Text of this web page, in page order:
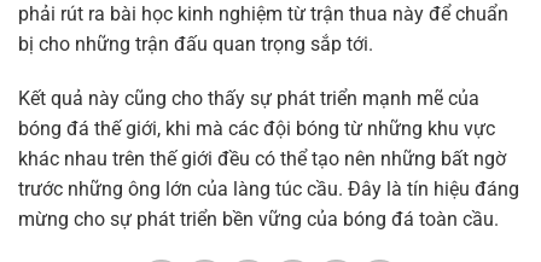
phải rút ra bài học kinh nghiệm từ trận thua này để chuẩn
bị cho những trận đấu quan trọng sắp tới.
Kết quả này cũng cho thấy sự phát triển mạnh mẽ của
bóng đá thế giới, khi mà các đội bóng từ những khu vực
khác nhau trên thế giới đều có thể tạo nên những bất ngờ
trước những ông lớn của làng túc cầu. Đây là tín hiệu đáng
mừng cho sự phát triển bền vững của bóng đá toàn cầu.